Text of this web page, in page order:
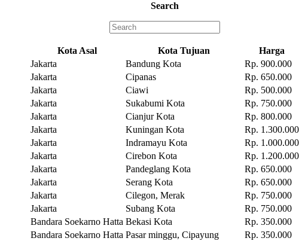
Search
Kota Asal Kota Tujuan
Harga
Jakarta
Bandung Kota
Rp. 900.000
Jakarta
Cipanas
Rp. 650.000
Jakarta
Ciawi
Rp. 500.000
Jakarta
Sukabumi Kota
Rp. 750.000
Jakarta
Cianjur Kota
Rp. 800.000
Jakarta
Kuningan Kota
Rp. 1.300.000
Jakarta
Indramayu Kota
Rp. 1.000.000
Jakarta
Cirebon Kota
Rp. 1.200.000
Jakarta
Pandeglang Kota
Rp. 650.000
Jakarta
Serang Kota
Rp. 650.000
Jakarta
Cilegon, Merak
Rp. 750.000
Jakarta
Subang Kota
Rp. 750.000
Bandara Soekarno Hatta Bekasi Kota
Rp. 350.000
Bandara Soekarno Hatta Pasar minggu, Cipayung
Rp. 350.000